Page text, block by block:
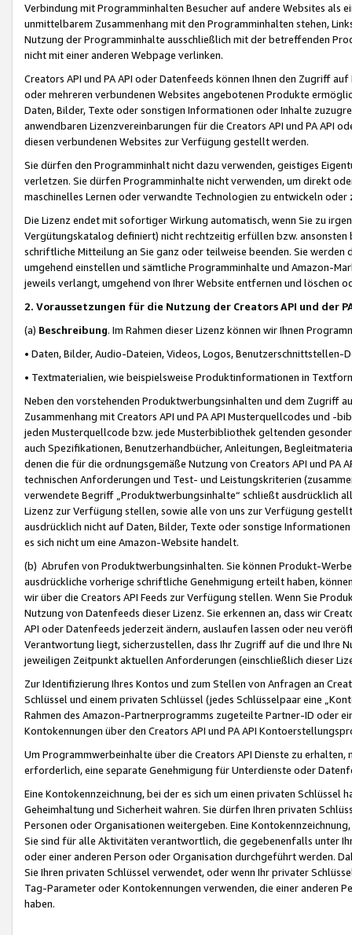
Verbindung mit Programminhalten Besucher auf andere Websites als
unmittelbarem Zusammenhang mit den Programminhalten stehen,
Nutzung der Programminhalte ausschließlich mit der betreffenden
nicht mit einer anderen Webpage verlinken.
Creators API und PA API oder Datenfeeds können Ihnen den Zugriff
oder mehreren verbundenen Websites angebotenen Produkte
Daten, Bilder, Texte oder sonstigen Informationen oder Inhalte
anwendbaren Lizenzvereinbarungen für die Creators API und PA API
diesen verbundenen Websites zur Verfügung gestellt werden.
Sie dürfen den Programminhalt nicht dazu verwenden, geistiges
verletzen. Sie dürfen Programminhalte nicht verwenden, um direkt
maschinelles Lernen oder verwandte Technologien zu entwickeln
Die Lizenz endet mit sofortiger Wirkung automatisch, wenn Sie zu
Vergütungskatalog definiert) nicht rechtzeitig erfüllen bzw. ansonsten
schriftliche Mitteilung an Sie ganz oder teilweise beenden. Sie werden
umgehend einstellen und sämtliche Programminhalte und Amazon-
jeweils verlangt, umgehend von Ihrer Website entfernen und löschen
2. Voraussetzungen für die Nutzung der Creators API und der
(a) Beschreibung. Im Rahmen dieser Lizenz können wir Ihnen
• Daten, Bilder, Audio-Dateien, Videos, Logos, Benutzerschnittstellen-
• Textmaterialien, wie beispielsweise Produktinformationen in
Neben den vorstehenden Produktwerbungsinhalten und dem Zugriff
Zusammenhang mit Creators API und PA API Musterquellcodes und
jeden Musterquellcode bzw. jede Musterbibliothek geltenden
auch Spezifikationen, Benutzerhandbücher, Anleitungen,
denen die für die ordnungsgemäße Nutzung von Creators API und PA
technischen Anforderungen und Test- und Leistungskriterien
verwendete Begriff „Produktwerbungsinhalte“ schließt ausdrücklich
Lizenz zur Verfügung stellen, sowie alle von uns zur Verfügung
ausdrücklich nicht auf Daten, Bilder, Texte oder sonstige
es sich nicht um eine Amazon-Website handelt.
(b) Abrufen von Produktwerbungsinhalten. Sie können Produkt-
ausdrückliche vorherige schriftliche Genehmigung erteilt haben,
wir über die Creators API Feeds zur Verfügung stellen. Wenn Sie
Nutzung von Datenfeeds dieser Lizenz. Sie erkennen an, dass wir
API oder Datenfeeds jederzeit ändern, auslaufen lassen oder neu
Verantwortung liegt, sicherzustellen, dass Ihr Zugriff auf die und Ihre
jeweiligen Zeitpunkt aktuellen Anforderungen (einschließlich dieser
Zur Identifizierung Ihres Kontos und zum Stellen von Anfragen an
Schlüssel und einem privaten Schlüssel (jedes Schlüsselpaar eine
Rahmen des Amazon-Partnerprogramms zugeteilte Partner-ID oder
Kontokennungen über den Creators API und PA API
Um Programmwerbeinhalte über die Creators API Dienste zu
erforderlich, eine separate Genehmigung für Unterdienste oder
Eine Kontokennzeichnung, bei der es sich um einen privaten
Geheimhaltung und Sicherheit wahren. Sie dürfen Ihren privaten
Personen oder Organisationen weitergeben. Eine
Sie sind für alle Aktivitäten verantwortlich, die gegebenenfalls unter
oder einer anderen Person oder Organisation durchgeführt werden.
Sie Ihren privaten Schlüssel verwendet, oder wenn Ihr privater
Tag-Parameter oder Kontokennungen verwenden, die einer anderen
haben.